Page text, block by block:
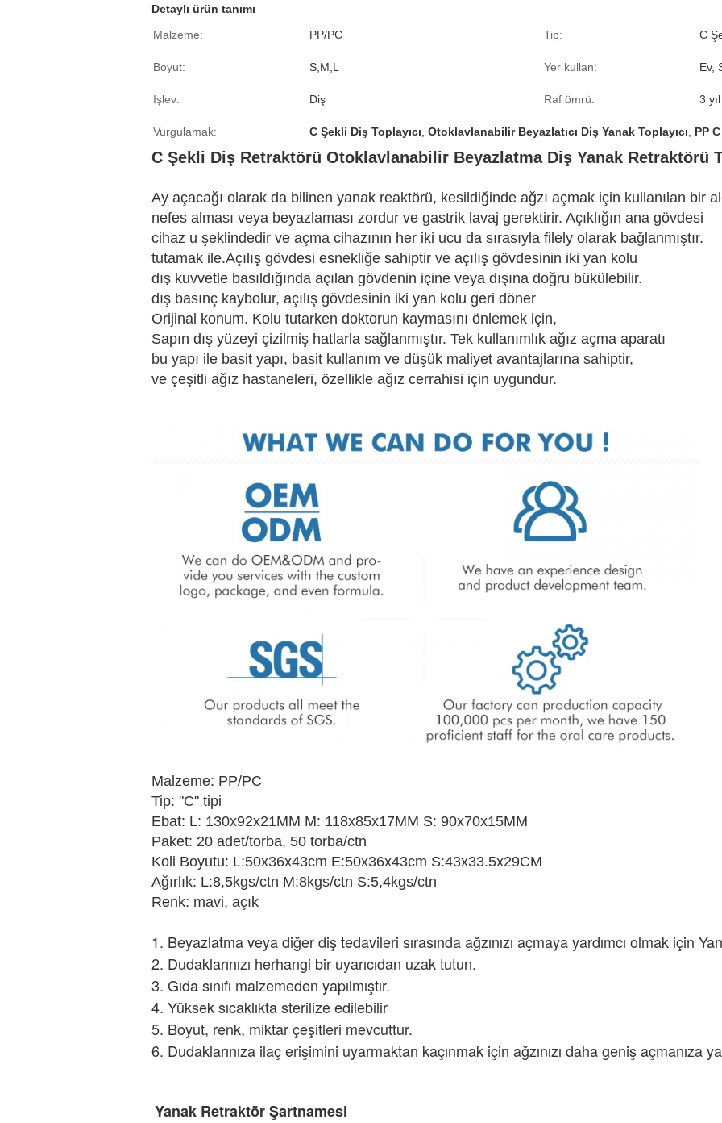
Detaylı ürün tanımı
Malzeme:
PP/PC Tip: C
Boyut: S,M,L Yer kullan: Ev,
İşlev: Diş Raf ömrü: 3 yıl
Vurgulamak: C Şekli Diş Toplayıcı Otoklavlanabilir Beyazlatıcı Diş Yanak Toplayıcı PP
C Şekli Diş Retraktörü Otoklavlanabilir Beyazlatma Diş Yanak Retraktörü
Ay açacağı olarak da bilinen yanak reaktörü, kesildiğinde ağzı açmak için kullanılan bir
nefes alması veya beyazlaması zordur ve gastrik lavaj gerektirir. Açıklığın ana gövdesi
cihaz u şeklindedir ve açma cihazının her iki ucu da sırasıyla filely olarak bağlanmıştır.
tutamak ile.Açılış gövdesi esnekliğe sahiptir ve açılış gövdesinin iki yan kolu
dış kuvvetle basıldığında açılan gövdenin içine veya dışına doğru bükülebilir.
dış basınç kaybolur, açılış gövdesinin iki yan kolu geri döner
Orijinal konum. Kolu tutarken doktorun kaymasını önlemek için,
Sapın dış yüzeyi çizilmiş hatlarla sağlanmıştır. Tek kullanımlık ağız açma aparatı
bu yapı ile basit yapı, basit kullanım ve düşük maliyet avantajlarına sahiptir,
ve çeşitli ağız hastaneleri, özellikle ağız cerrahisi için uygundur.
Malzeme: PP/PC
Tip: "C" tipi
Ebat: L: 130x92x21MM M: 118x85x17MM S: 90x70x15MM
Paket: 20 adet/torba, 50 torba/ctn
Koli Boyutu: L:50x36x43cm E:50x36x43cm S:43x33.5x29CM
Ağırlık: L:8,5kgs/ctn M:8kgs/ctn S:5,4kgs/ctn
Renk: mavi, açık
1. Beyazlatma veya diğer diş tedavileri sırasında ağzınızı açmaya yardımcı olmak için
2. Dudaklarınızı herhangi bir uyarıcıdan uzak tutun.
3. Gıda sınıfı malzemeden yapılmıştır.
4. Yüksek sıcaklıkta sterilize edilebilir
5. Boyut, renk, miktar çeşitleri mevcuttur.
6. Dudaklarınıza ilaç erişimini uyarmaktan kaçınmak için ağzınızı daha geniş açmanıza
Yanak Retraktör Şartnamesi